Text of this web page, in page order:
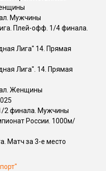
Мужчины
Плей-офф. 1/4 финала.
Лига" 14. Прямая
Лига". 14. Прямая
Женщины
2 финала. Мужчины
России. 1000м/
Матч за 3-е место